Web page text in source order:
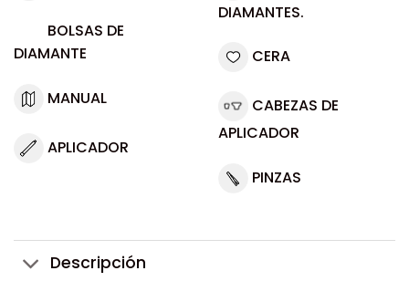
BOLSAS DE
DIAMANTE
MANUAL
APLICADOR
DIAMANTES.
CERA
CABEZAS DE
APLICADOR
PINZAS
Descripción